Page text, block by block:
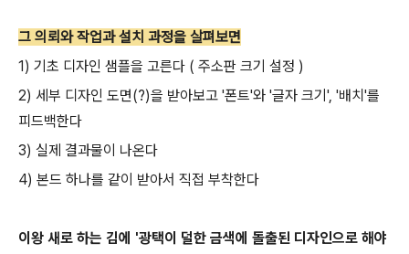
그 의뢰와 작업과 설치 과정을 살펴보면
1) 기초 디자인 샘플을 고른다 ( 주소판 크기 설정 )
2) 세부 디자인 도면(?)을 받아보고 '폰트'와 '글자 크기', '배치'를
피드백한다
3) 실제 결과물이 나온다
4) 본드 하나를 같이 받아서 직접 부착한다
이왕 새로 하는 김에 '광택이 덜한 금색에 돌출된 디자인으로 해야